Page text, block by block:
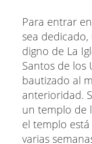
Para entrar
sea
digno de La
Santos de los
bautizado al
anterioridad.
un templo de
el templo
varias